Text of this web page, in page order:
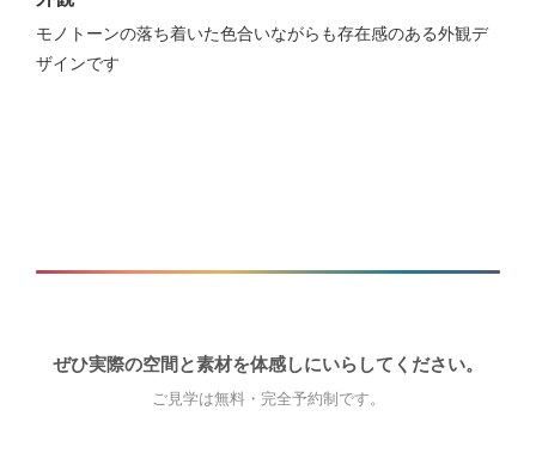
モノトーンの落ち着いた色合いながらも存在感のある外観デ
ザインです
ぜひ実際の空間と素材を体感しにいらしてください。
ご見学は無料・完全予約制です。